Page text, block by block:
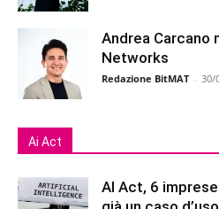
Andrea Carcano
Networks
Redazione BitMAT - 30/
Ai Act
AI Act, 6